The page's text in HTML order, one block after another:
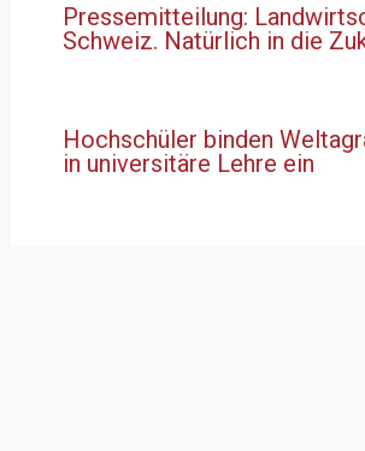
Pressemitteilung:
Schweiz. Natürlich in die
Hochschüler binden
in universitäre Lehre ein